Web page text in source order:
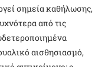
σημεία καθήλωσης,
από τις
αισθησιασμό,